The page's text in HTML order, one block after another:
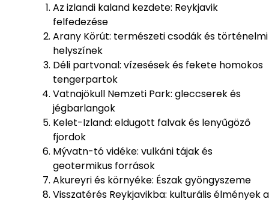
Az izlandi kaland kezdete: Reykjavik
felfedezése
Arany Körút: természeti csodák és történelmi
helyszínek
Déli partvonal: vízesések és fekete homokos
tengerpartok
Vatnajökull Nemzeti Park: gleccserek és
jégbarlangok
Kelet-Izland: eldugott falvak és lenyűgöző
fjordok
Mývatn-tó vidéke: vulkáni tájak és
geotermikus források
Akureyri és környéke: Észak gyöngyszeme
Visszatérés Reykjavikba: kulturális élmények a